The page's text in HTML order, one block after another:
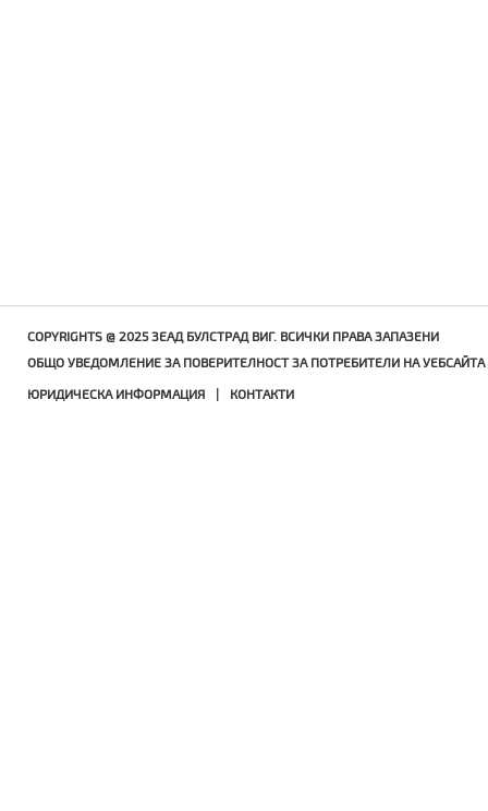
COPYRIGHTS @ 2025 ЗЕАД БУЛСТРАД ВИГ. ВСИЧКИ ПРАВА ЗАПАЗЕНИ
ОБЩО УВЕДОМЛЕНИЕ ЗА ПОВЕРИТЕЛНОСТ ЗА ПОТРЕБИТЕЛИ НА УЕБСАЙТА
ЮРИДИЧЕСКА ИНФОРМАЦИЯ КОНТАКТИ